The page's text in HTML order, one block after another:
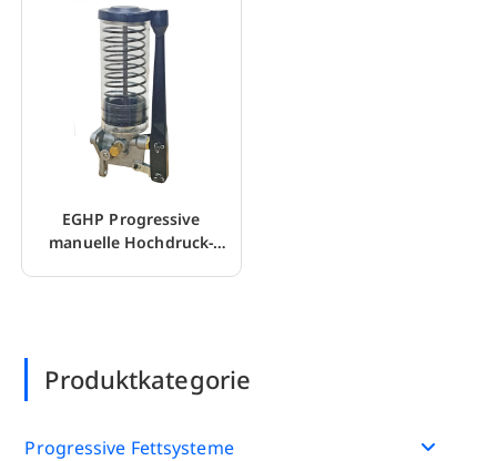
EGHP Progressive
manuelle Hochdruck-
Produktkategorie
Progressive Fettsysteme